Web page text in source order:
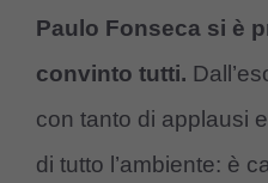
Paulo Fonseca si è
convinto tutti.
con tanto di applausi
di tutto l’ambiente: è